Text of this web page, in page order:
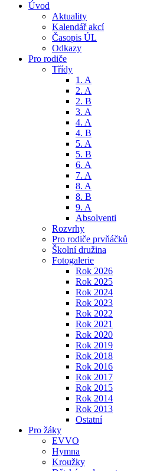
Úvod
Aktuality
Kalendář akcí
Časopis ÚL
Odkazy
Pro rodiče
Třídy
1. A
2. A
2. B
3. A
4. A
4. B
5. A
5. B
6. A
7. A
8. A
8. B
9. A
Absolventi
Rozvrhy
Pro rodiče prvňáčků
Školní družina
Fotogalerie
Rok 2026
Rok 2025
Rok 2024
Rok 2023
Rok 2022
Rok 2021
Rok 2020
Rok 2019
Rok 2018
Rok 2016
Rok 2017
Rok 2015
Rok 2014
Rok 2013
Ostatní
Pro žáky
EVVO
Hymna
Kroužky